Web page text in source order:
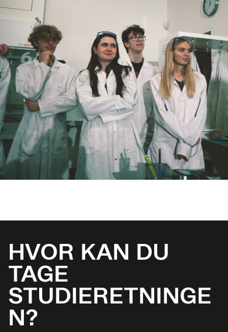
HVOR KAN DU
TAGE
STUDIERETNINGE
N?